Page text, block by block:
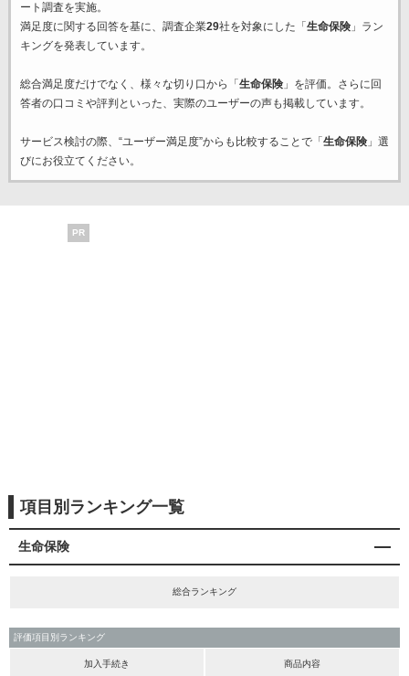
ート調査を実施。
満足度に関する回答を基に、調査企業29社を対象にした「 生命保険」ラン
キングを発表しています。
総合満足度だけでなく、様々な切り口から「 生命保険」を評価。さらに回
答者の口コミや評判といった、実際のユーザーの声も掲載しています。
サービス検討の際、“ユーザー満足度”からも比較することで「 生命保険」選
びにお役立てください。
PR
項目別ランキング一覧
生命保険
総合ランキング
評価項目別ランキング
加入手続き 商品内容